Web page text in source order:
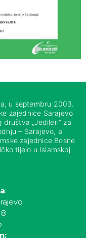
u septembru 2003.
zajednice Sarajevo
„Jedileri“ za
– Sarajevo, a
zajednice Bosne
tijelo u Islamskoj
: